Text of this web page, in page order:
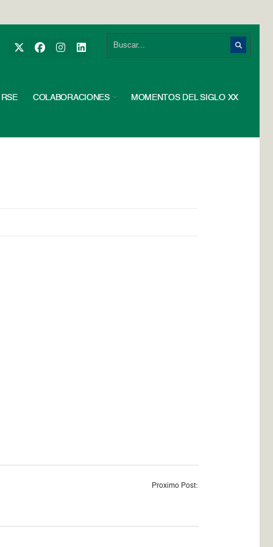
RSE COLABORACIONES MOMENTOS DEL SIGLO XX
Proximo Post: